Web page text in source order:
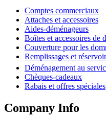
Comptes commerciaux
Attaches et accessoires
Aides-déménageurs
Boîtes et accessoires de
Couverture pour les
Remplissages et
Déménagement au
Chèques-cadeaux
Rabais et offres spéciales
Company Info